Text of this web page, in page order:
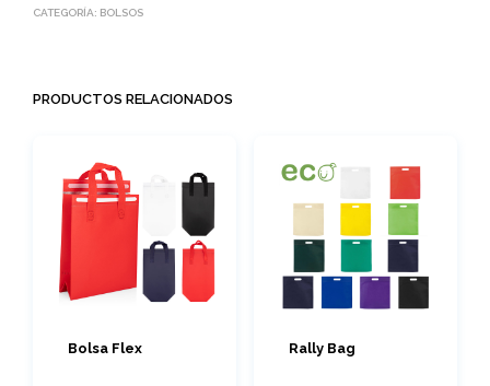
CATEGORÍA: BOLSOS
PRODUCTOS RELACIONADOS
Bolsa Flex Rally Bag